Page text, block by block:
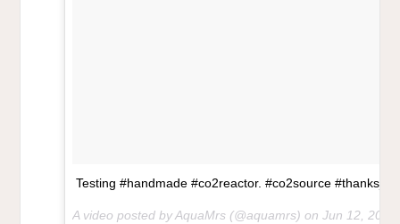
Testing #handmade #co2reactor. #co2source
A video posted by AquaMrs (@aquamrs) on Jun 12, 2016